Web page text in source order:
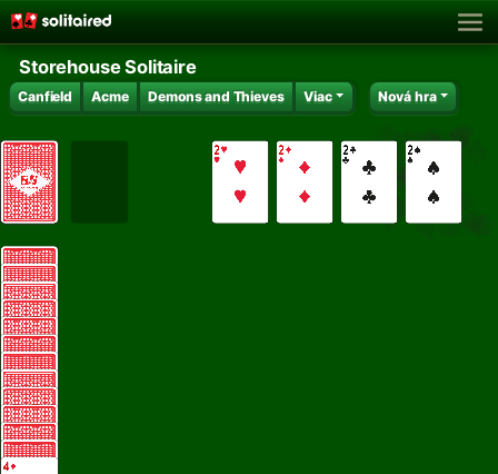
Storehouse Solitaire
Canfield Acme Demons and Thieves Viac Nová hra